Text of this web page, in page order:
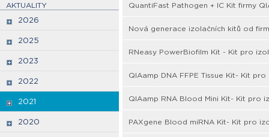
AKTUALITY
2026
2025
2023
2022
2021
2020
QuantiFast Pathogen + IC Kit firmy
Nová generace izolačních kitů od
RNeasy PowerBiofilm Kit - Kit pro
QIAamp DNA FFPE Tissue Kit- Kit
QIAamp RNA Blood Mini Kit- Kit pro
PAXgene Blood miRNA Kit- Kit pro